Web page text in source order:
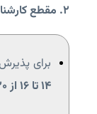
۲. مقطع کارشناسی ارشد (مستر)
برای
۱۴ تا ۱۶ از ۲۰